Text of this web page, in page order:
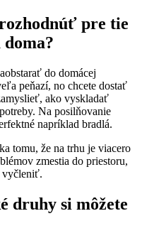
pre tie
do domácej
peňazí, no chcete dostať
ako vyskladať
Na posilňovanie
napríklad bradlá.
tomu, že na trhu je viacero
zmestia do priestoru,
vyčleniť.
druhy si môžete